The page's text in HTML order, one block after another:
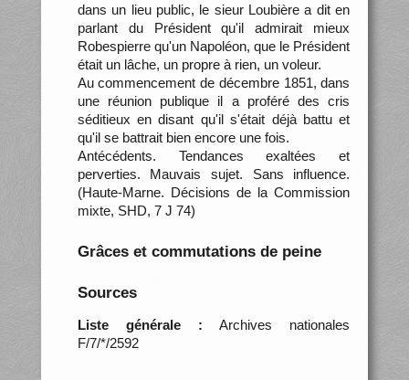
dans un lieu public, le sieur Loubière a dit en
parlant du Président qu'il admirait mieux
Robespierre qu'un Napoléon, que le Président
était un lâche, un propre à rien, un voleur.
Au commencement de décembre 1851, dans
une réunion publique il a proféré des cris
séditieux en disant qu'il s'était déjà battu et
qu'il se battrait bien encore une fois.
Antécédents. Tendances exaltées et
perverties. Mauvais sujet. Sans influence.
(Haute-Marne. Décisions de la Commission
mixte, SHD, 7 J 74)
Grâces et commutations de peine
Sources
Liste générale : Archives nationales
F/7/*/2592